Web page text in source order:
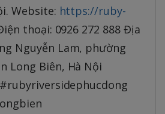
Website: https://ruby-
thoại: 0926 272 888 Địa
Nguyễn Lam, phường
Long Biên, Hà Nội